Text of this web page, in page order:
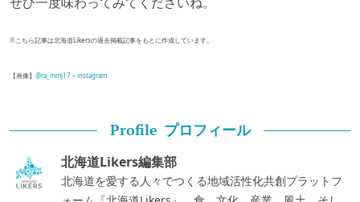
※こちら記事は北海道Likersの過去掲載記事をもとに作成しています。
【画像】 @ra_mmj17 – instagram
Profile プロフィール
北海道Likers編集部
北海道を愛する人々でつくる地域活性化共創プラットフ